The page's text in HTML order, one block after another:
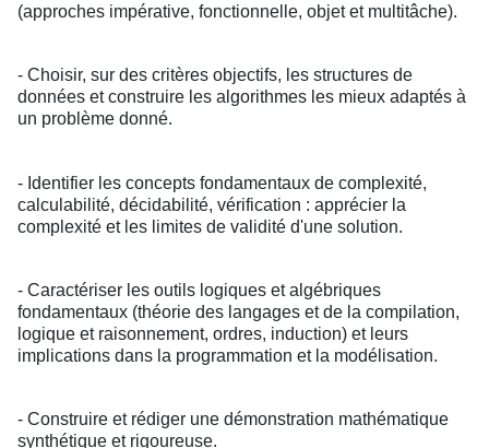
(approches impérative, fonctionnelle, objet et multitâche).
- Choisir, sur des critères objectifs, les structures de
données et construire les algorithmes les mieux adaptés à
un problème donné.
- Identifier les concepts fondamentaux de complexité,
calculabilité, décidabilité, vérification : apprécier la
complexité et les limites de validité d'une solution.
- Caractériser les outils logiques et algébriques
fondamentaux (théorie des langages et de la compilation,
logique et raisonnement, ordres, induction) et leurs
implications dans la programmation et la modélisation.
- Construire et rédiger une démonstration mathématique
synthétique et rigoureuse.